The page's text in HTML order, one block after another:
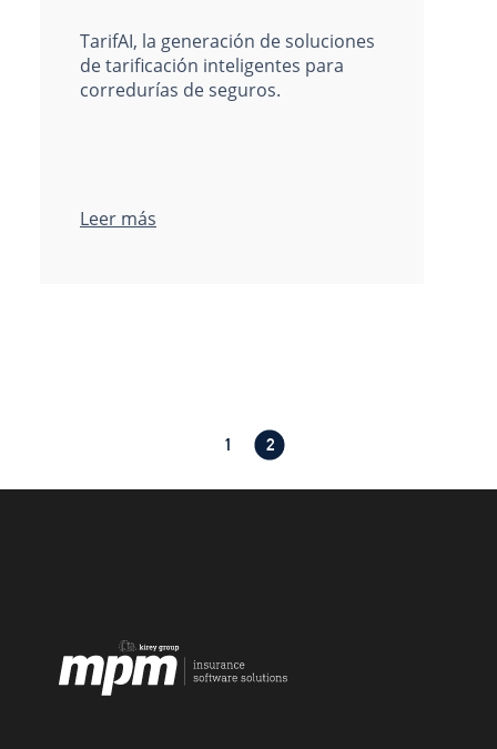
TarifAI, la generación de soluciones
de tarificación inteligentes para
corredurías de seguros.
Leer más
1 2